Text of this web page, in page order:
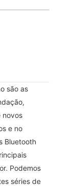
são as
novos
e no
Bluetooth
Podemos
séries de